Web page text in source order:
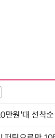
원'대 선착순